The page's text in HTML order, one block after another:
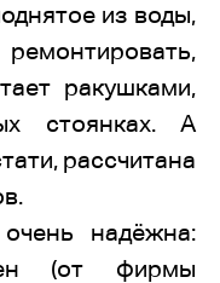
из воды,
ракушками,
стоянках. А
рассчитана
надёжна:
(от фирмы